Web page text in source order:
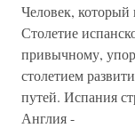
Человек, который
Столетие
привычному,
столетием
путей. Испания
Англия -